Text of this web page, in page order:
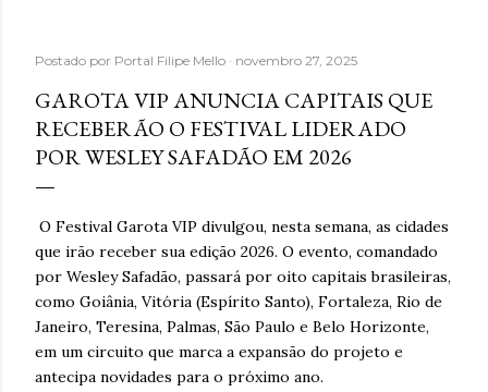
Postado por Portal Filipe Mello novembro 27, 2025
GAROTA VIP ANUNCIA CAPITAIS QUE
RECEBERÃO O FESTIVAL LIDERADO
POR WESLEY SAFADÃO EM 2026
O Festival Garota VIP divulgou, nesta semana, as cidades
que irão receber sua edição 2026. O evento, comandado
por Wesley Safadão, passará por oito capitais brasileiras,
como Goiânia, Vitória (Espírito Santo), Fortaleza, Rio de
Janeiro, Teresina, Palmas, São Paulo e Belo Horizonte,
em um circuito que marca a expansão do projeto e
antecipa novidades para o próximo ano.